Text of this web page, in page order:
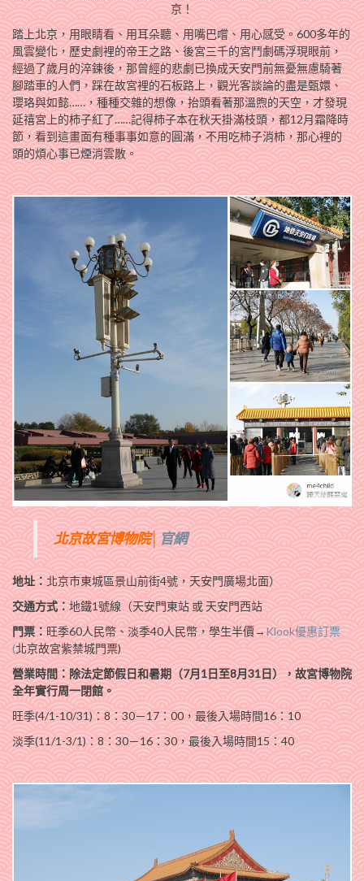
京！
踏上北京，用眼睛看、用耳朵聽、用嘴巴嚐、用心感受。600多年的
風雲變化，歷史劇裡的帝王之路、後宮三千的宮鬥劇碼浮現眼前，
經過了歲月的淬鍊後，那曾經的悲劇已換成天安門前無憂無慮騎著
腳踏車的人們，踩在故宮裡的石板路上，觀光客談論的盡是甄嬛、
瓔珞與如懿……，種種交雜的想像，抬頭看著那溫煦的天空，才發現
延禧宮上的柿子紅了……記得柿子本在秋天掛滿枝頭，都12月霜降時
節，看到這畫面有種事事如意的圓滿，不用吃杮子消柿，那心裡的
頭的煩心事已煙消雲散。
北京故宮博物院│官網
地址：北京市東城區景山前街4號，天安門廣場北面）
交通方式：地鐵1號線（天安門東站 或 天安門西站
門票：旺季60人民幣、淡季40人民幣，學生半價→Klook優惠訂票
(北京故宮紫禁城門票)
營業時間：除法定節假日和暑期（7月1日至8月31日），故宮博物院
全年實行周一閉館。
旺季(4/1-10/31)：8：30－17：00，最後入場時間16：10
淡季(11/1-3/1)：8：30－16：30，最後入場時間15：40